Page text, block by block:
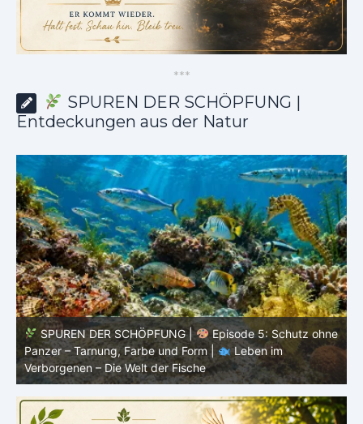
***
SPUREN DER SCHÖPFUNG |
Entdeckungen aus der Natur
SPUREN DER SCHÖPFUNG |
Episode 4: Kalt, aber
lebendig – Leben ohne konstante Körpertemperatur |
Leben im Verborgenen – Die Welt der Fische